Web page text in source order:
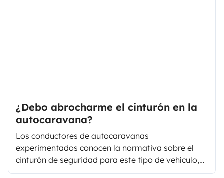
¿Debo abrocharme el cinturón en la
autocaravana?
Los conductores de autocaravanas
experimentados conocen la normativa sobre el
cinturón de seguridad para este tipo de vehículo,
por lo que a la hora de viajar lo hacen con mayor